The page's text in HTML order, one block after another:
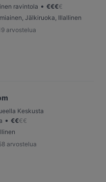
ravintola • €€€€
Jälkiruoka, Illallinen
arvostelua
Keskusta
• €€€€
arvostelua